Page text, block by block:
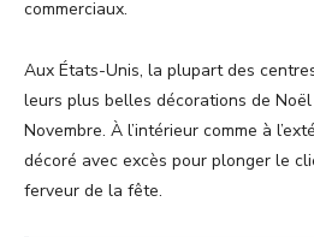
commerciaux.
Aux États-Unis, la plupart des
leurs plus belles décorations de
Novembre. À l’intérieur comme à
décoré avec excès pour plonger le
ferveur de la fête.